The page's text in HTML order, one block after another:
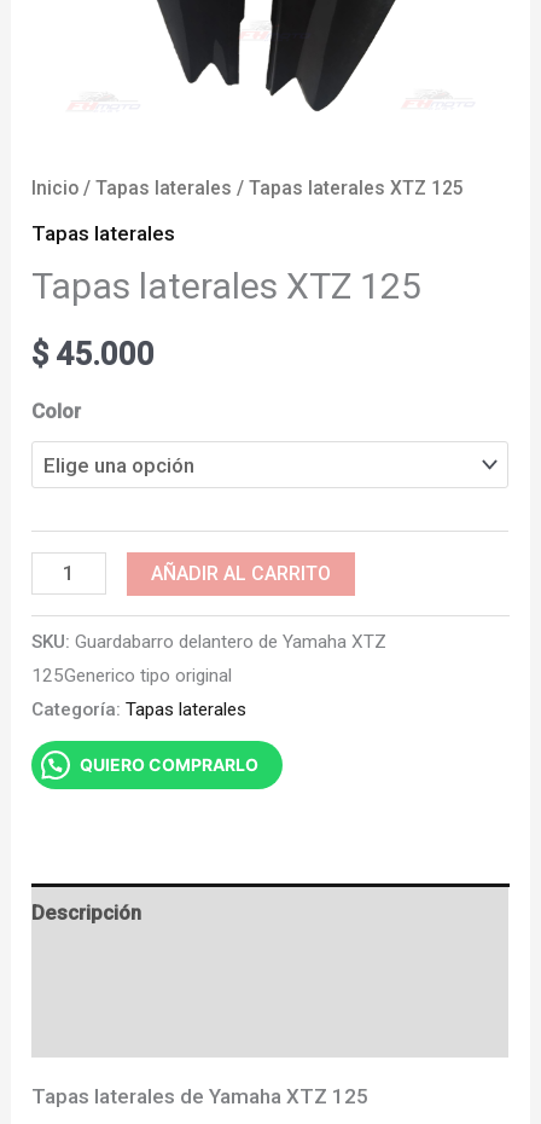
Inicio /Tapas laterales / Tapas laterales XTZ 125
Tapas laterales
Tapas laterales XTZ 125
$ 45.000
Color
Tapas
XTZ
125
cantidad
AÑADIR AL CARRITO
SKU:Guardabarro delantero de Yamaha XTZ
125Generico tipo original
Categoría:Tapas laterales
QUIERO COMPRARLO
Descripción
Tapas laterales de Yamaha XTZ 125